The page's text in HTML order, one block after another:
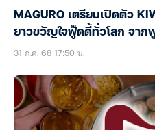
MAGURO เตรียมเปิดตัว
ยาวขวัญใจฟู๊ดดี้ทั่วโลก จาก
31 ก.ค. 68 17:50 น.